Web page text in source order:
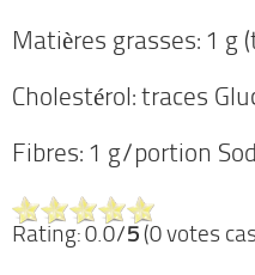
Matières grasses: 1 g
Cholestérol: traces
Fibres: 1 g/portion
Rating: 0.0/5 (0 votes